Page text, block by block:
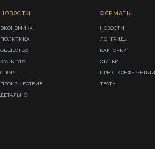
НОВОСТИ
ЭКОНОМИКА
ПОЛИТИКА
ОБЩЕСТВО
КУЛЬТУРА
СПОРТ
ПРОИСШЕСТВИЯ
ДЕТАЛЬНО
ФОРМАТЫ
НОВОСТИ
ЛОНГРИДЫ
КАРТОЧКИ
СТАТЬИ
ПРЕСС-КОНФЕРЕНЦИИ
ТЕСТЫ